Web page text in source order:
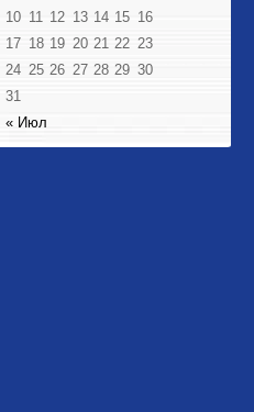
« Июл
10 11 12 13 14 15 16
17 18 19 20 21 22 23
24 25 26 27 28 29 30
31